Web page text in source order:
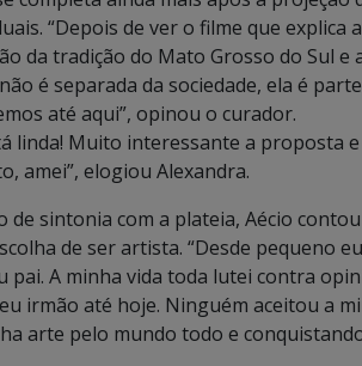
“Depois de ver o filme que
da tradição do Mato Grosso do Sul
é separada da sociedade, ela é
até aqui”, opinou o curador.
linda! Muito interessante a proposta
amei”, elogiou Alexandra.
de sintonia com a plateia, Aécio
de ser artista. “Desde pequeno
pai. A minha vida toda lutei contra
irmão até hoje. Ninguém aceitou a
arte pelo mundo todo e